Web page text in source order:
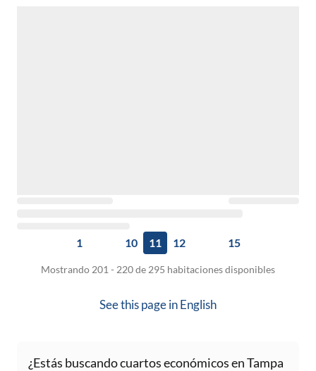
1 10 11 12 15
Mostrando 201 - 220 de 295 habitaciones disponibles
See this page inEnglish
¿Estás buscando cuartos económicos en Tampa